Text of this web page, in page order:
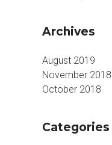
Archives
August 2019
November 2018
October 2018
Categories